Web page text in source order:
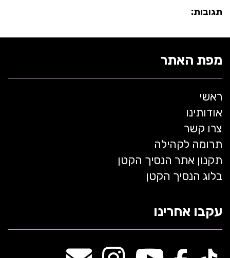
תגובות:
מפת האתר
ראשי
אודותינו
צרו קשר
תרומה לקהילה
תקנון אתר הנסיך הקטן
בלוג הנסיך הקטן
עקבו אחרינו